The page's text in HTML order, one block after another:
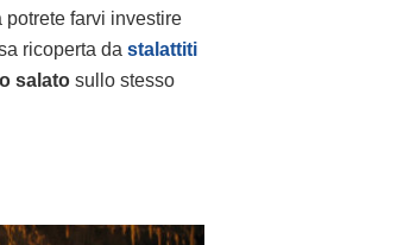
farvi investire
ricoperta da stalattiti
salato sullo stesso